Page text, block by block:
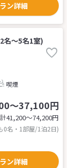
ン詳細
名～5名1室)
喫煙
～37,100円
41,200〜74,200円
0名・1部屋/1泊2日)
ン詳細